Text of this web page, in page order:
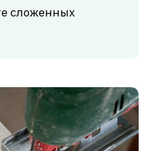
сложенных